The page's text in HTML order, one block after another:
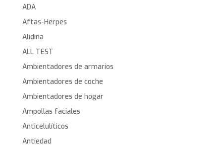
ADA
Aftas-Herpes
Alidina
ALL TEST
Ambientadores de armarios
Ambientadores de coche
Ambientadores de hogar
Ampollas faciales
Anticelulíticos
Antiedad